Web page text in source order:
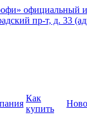
официальный
пр-т, д. 33
Как
купить